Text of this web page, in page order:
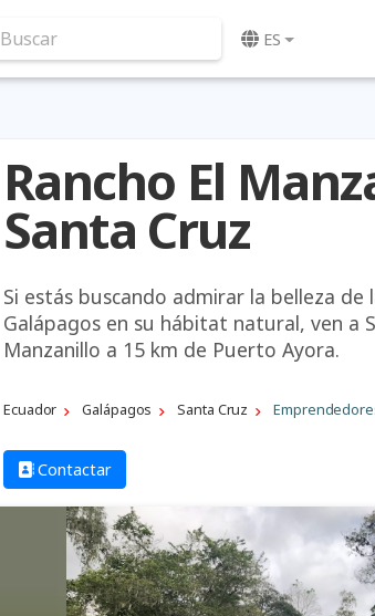
Buscar ES
Rancho El
Santa Cruz
Si estás buscando admirar la belleza
Galápagos en su hábitat natural, ven a
Manzanillo a 15 km de Puerto Ayora.
Ecuador Galápagos Santa Cruz
Contactar